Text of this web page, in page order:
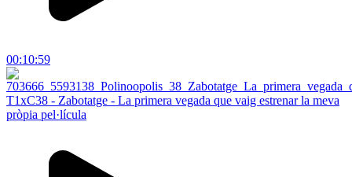
00:10:59
T1xC38 - Zabotatge - La primera vegada que vaig estrenar la meva
pròpia pel·lícula